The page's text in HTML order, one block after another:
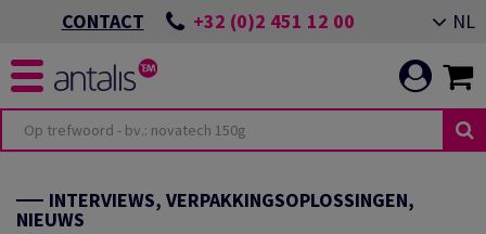
CONTACT +32 (0)2 451 12 00 NL
INTERVIEWS, VERPAKKINGSOPLOSSINGEN,
NIEUWS